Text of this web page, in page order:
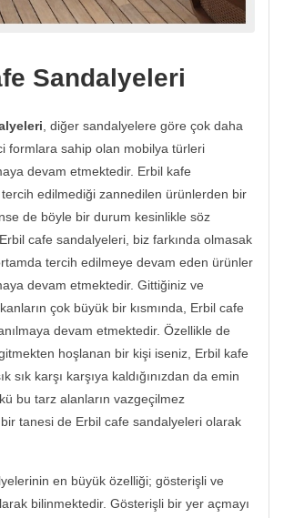
Sandalyeleri
, diğer sandalyelere göre çok daha
formlara sahip olan mobilya türleri
devam etmektedir. Erbil kafe
tercih edilmediği zannedilen ürünlerden bir
de böyle bir durum kesinlikle söz
cafe sandalyeleri, biz farkında olmasak
tercih edilmeye devam eden ürünler
devam etmektedir. Gittiğiniz ve
çok büyük bir kısmında, Erbil cafe
devam etmektedir. Özellikle de
hoşlanan bir kişi iseniz, Erbil kafe
sık karşı karşıya kaldığınızdan da emin
bu tarz alanların vazgeçilmez
tanesi de Erbil cafe sandalyeleri olarak
en büyük özelliği; gösterişli ve
bilinmektedir. Gösterişli bir yer açmayı